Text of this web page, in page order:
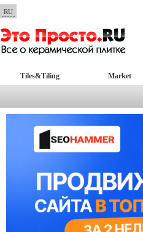
RU
Tiles&Tiling Market